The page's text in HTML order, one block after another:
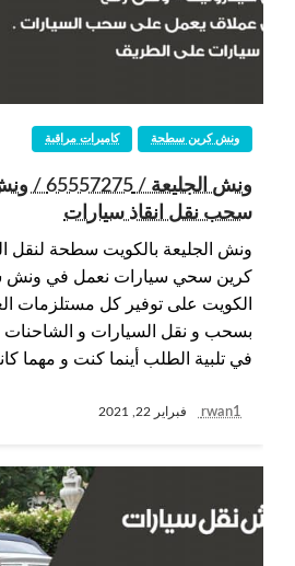
كاميرات مراقبة ونش كرين سطحة
ونش
سحب نقل انقاذ سيارات
ونش الجليعة بالكويت سطحة لنقل
كرين سحي سيارات نعمل في ونش
الكويت على توفير كل مستلزمات
بسحب و نقل السيارات و الشاحنات
في تلبية الطلب أينما كنت و مهما
rwan1 فبراير 22, 2021